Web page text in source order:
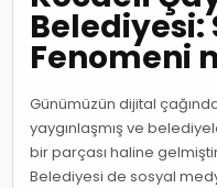
Belediyesi:
Fenomeni
Günümüzün dijital
yaygınlaşmış ve
bir parçası haline
Belediyesi de sosyal